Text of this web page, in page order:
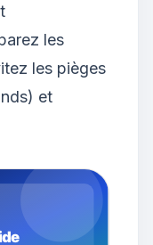
les
les pièges
et